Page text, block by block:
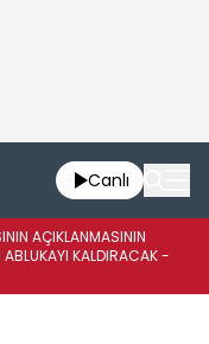
Canlı
AÇIKLANMASININ
KALDIRACAK -